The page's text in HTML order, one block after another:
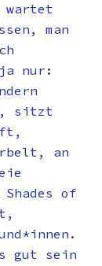
wartet
man
nur:
sitzt
an
of
gut sein